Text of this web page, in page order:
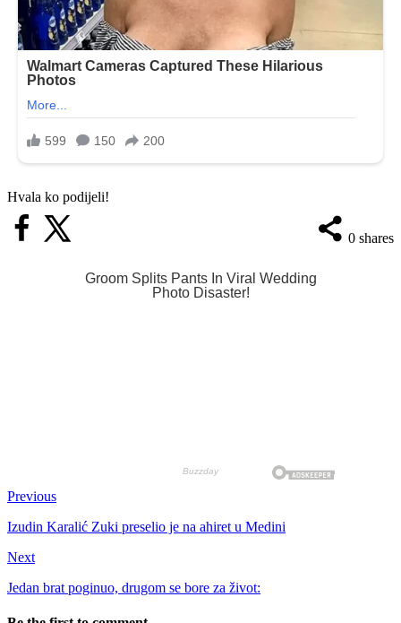
Hvala ko podijeli!
0 shares
Previous
Izudin Karalić Zuki preselio je na ahiret u Medini
Next
Jedan brat poginuo, drugom se bore za život: